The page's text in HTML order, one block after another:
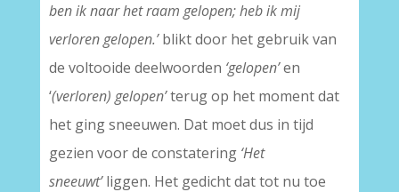
ben ik naar het raam gelopen; heb ik mij
verloren gelopen.’blikt door het gebruik van
de voltooide deelwoorden ‘gelopen’en
‘(verloren) gelopen’terug op het moment dat
het ging sneeuwen. Dat moet dus in tijd
gezien voor de constatering ‘Het
sneeuwt’liggen. Het gedicht dat tot nu toe